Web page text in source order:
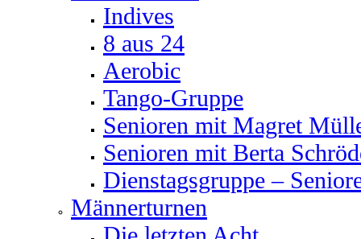
Indives
8 aus 24
Aerobic
Tango-Gruppe
Senioren mit Magret
Senioren mit Berta
Dienstagsgruppe –
Männerturnen